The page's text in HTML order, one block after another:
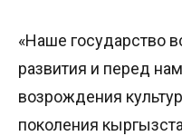
«Наше государство
развития и перед
возрождения
поколения